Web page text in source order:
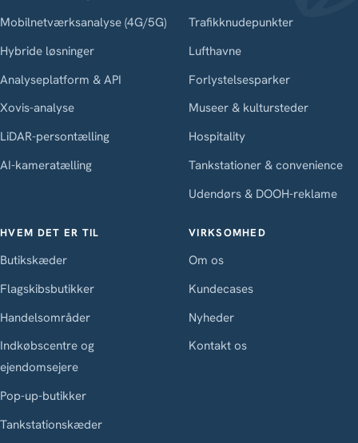
Mobilnetværksanalyse (4G/5G)
Hybride løsninger
Analyseplatform & API
Xovis-analyse
LiDAR-persontælling
AI-kameratælling
Trafikknudepunkter
Lufthavne
Forlystelsesparker
Museer & kultursteder
Hospitality
Tankstationer & convenience
Udendørs & DOOH-reklame
HVEM DET ER TIL
Butikskæder
Flagskibsbutikker
Handelsområder
Indkøbscentre og
ejendomsejere
Pop-up-butikker
Tankstationskæder
VIRKSOMHED
Om os
Kundecases
Nyheder
Kontakt os